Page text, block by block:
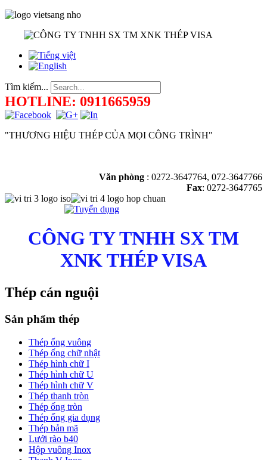
Tìm kiếm...
HOTLINE: 0911665959
"THƯƠNG HIỆU THÉP CỦA MỌI CÔNG TRÌNH"
Văn phòng : 0272-3647764, 072-3647766
Fax: 0272-3647765
CÔNG TY TNHH SX TM
XNK THÉP VISA
Thép cán nguội
Sản phẩm thép
Thép ống vuông
Thép ống chữ nhật
Thép hình chữ I
Thép hình chữ U
Thép hình chữ V
Thép thanh tròn
Thép ống tròn
Thép ống gia dụng
Thép bản mã
Lưới rào b40
Hộp vuông Inox